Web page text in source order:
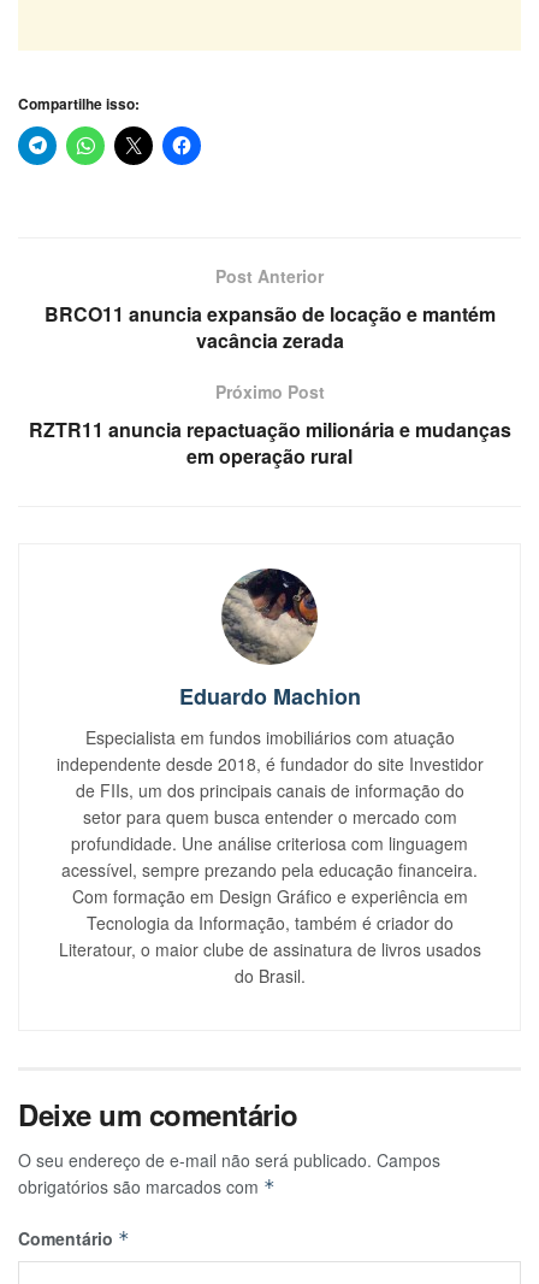
Compartilhe isso:
Post Anterior
BRCO11 anuncia expansão de locação e mantém
vacância zerada
Próximo Post
RZTR11 anuncia repactuação milionária e mudanças
em operação rural
Eduardo Machion
Especialista em fundos imobiliários com atuação
independente desde 2018, é fundador do site Investidor
de FIIs, um dos principais canais de informação do
setor para quem busca entender o mercado com
profundidade. Une análise criteriosa com linguagem
acessível, sempre prezando pela educação financeira.
Com formação em Design Gráfico e experiência em
Tecnologia da Informação, também é criador do
Literatour, o maior clube de assinatura de livros usados
do Brasil.
Deixe um comentário
O seu endereço de e-mail não será publicado. Campos
obrigatórios são marcados com *
Comentário *